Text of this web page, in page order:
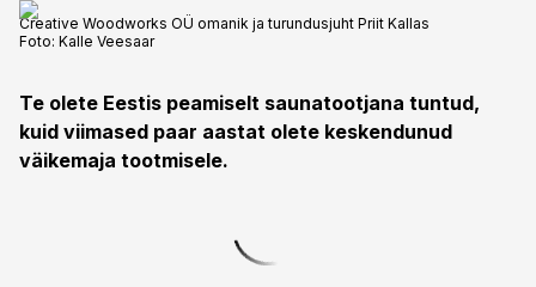
Creative Woodworks OÜ omanik ja turundusjuht Priit Kallas
Foto: Kalle Veesaar
Te olete Eestis peamiselt saunatootjana tuntud,
kuid viimased paar aastat olete keskendunud
väikemaja tootmisele.